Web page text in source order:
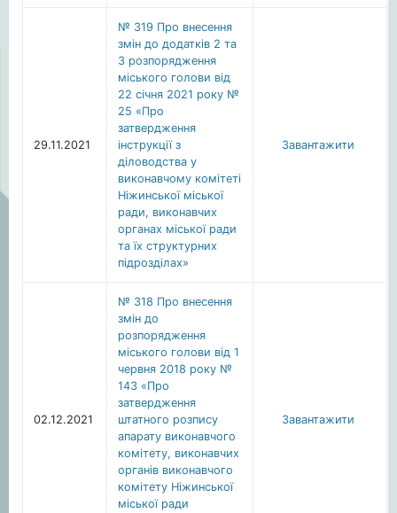
29.11.2021
№ 319 Про внесення
змін до додатків 2 та
3 розпорядження
міського голови від
22 січня 2021 року №
25 «Про
затвердження
інструкції з
діловодства у
виконавчому комітеті
Ніжинської міської
ради, виконавчих
органах міської ради
та їх структурних
підрозділах»
Завантажити
02.12.2021
№ 318 Про внесення
змін до
розпорядження
міського голови від 1
червня 2018 року №
143 «Про
затвердження
штатного розпису
апарату виконавчого
комітету, виконавчих
органів виконавчого
комітету Ніжинської
міської ради
Завантажити